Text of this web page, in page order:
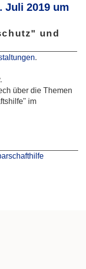
Juli 2019 um
und
.
über die Themen
im